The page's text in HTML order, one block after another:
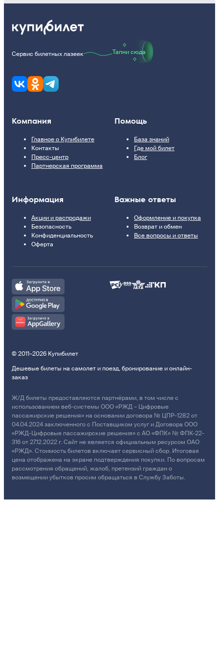
Сервис билетных лазеек Тапни сюда
Компания
Главное о Купибилете
Контакты
Пресс-центр
Партнерская программа
Помощь
База знаний
Где мой билет
Блог
Информация
Акции и распродажи
Безопасность
Конфиденциальность
Оферта
Важные ответы
Оформление и покупка
Возврат и обмен
Все вопросы и ответы
© 2011–2026 Купибилет
Дешевые билеты на самолет и поезд, бронирование и онлайн-
заказ
Ж/Д билеты предоставляются партнёрами, в том числе с
использованием веб-системы ООО «РЖД – Цифровые
пассажирские решения» на основании договора № ЦПР-1282 от
04.04.2024 заключенного с Поставщиком услуг и Договора ООО
«РЖД-Цифровые пассажирские решения» с АО «ФПК» № ФПК-22-
316 от 27.12.2022 г. Сайт не является официальным ресурсом ОАО
«РЖД». Стоимость билетов включает сервисный сбор. Итоговая
цена отображена на экране подтверждения покупки. По вопросам
рассмотрения обращений, жалоб, претензий граждан о
возмещении убытков просим обращаться в Службу Заботы.